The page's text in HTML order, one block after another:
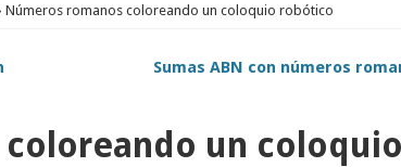
Números romanos coloreando un coloquio robótico
Sumas ABN con números
un coloquio